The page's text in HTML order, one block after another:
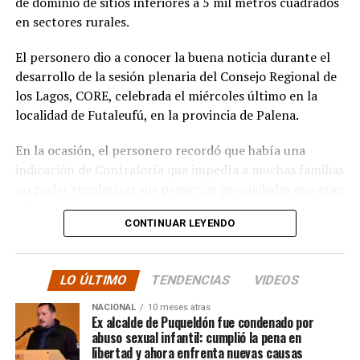
albergar la enseñanza media que todos anhelamos.»
«Es un orgullo aportar al sueño educativo de esta
comunidad. Desde su equipo profesional han hecho
invaluables aportes a nuestra identidad. Son un
grupo fantástico, con grandes liderazgos que hoy son
nuestro país,»concluyó.
expansión de la educación en la península de Rilán,
atendiendo a las necesidades y aspiraciones de la
en sectores rurales.
El personero dio a conocer la buena noticia durante el
desarrollo de la sesión plenaria del Consejo Regional de
los Lagos, CORE, celebrada el miércoles último en la
localidad de Futaleufú, en la provincia de Palena.
En la ocasión, el personero recordó que había una
indicación de Contraloría que impedía a muchas familias
inferiores a 5 mil metros cuadrados, pero fue el mismo
organismo contralor que dispuso de otro dictamen la
anterior.
“En su minuto, lamentablemente hubo un dictamen
de Contraloría que prohibía los saneamientos de
sitios, sobre la Ley 2.695, y eso lo consideramos una
CONTINUAR LEYENDO
LO ÚLTIMO TENDENCIAS VIDEOS
NACIONAL 10 meses atras
Ex alcalde de Puqueldón fue condenado por
abuso sexual infantil: cumplió la pena en
libertad y ahora enfrenta nuevas causas